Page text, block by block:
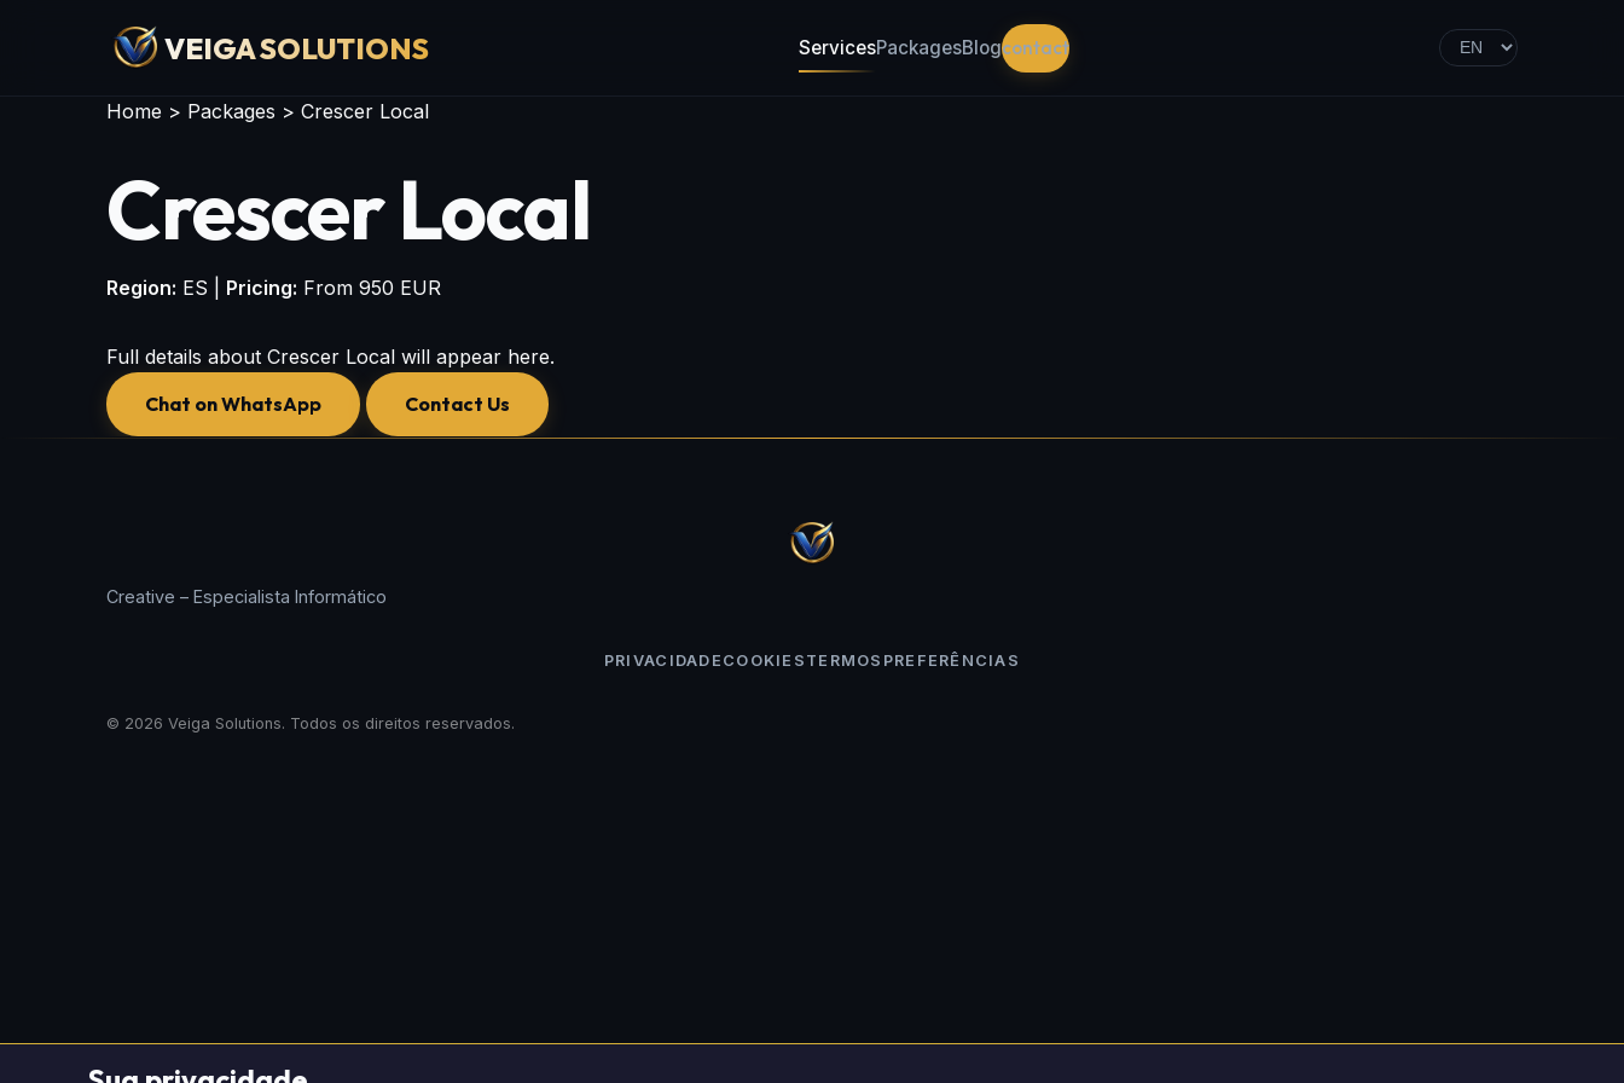
VEIGA SOLUTIONS ServicesPackagesBlogcontact
Home > Packages > Crescer Local
Crescer Local
Region: ES | Pricing: From 950 EUR
Full details about Crescer Local will appear here.
Chat on WhatsApp
Contact Us
Creative – Especialista Informático
PRIVACIDADE COOKIES TERMOS PREFERÊNCIAS
© 2026 Veiga Solutions. Todos os direitos reservados.